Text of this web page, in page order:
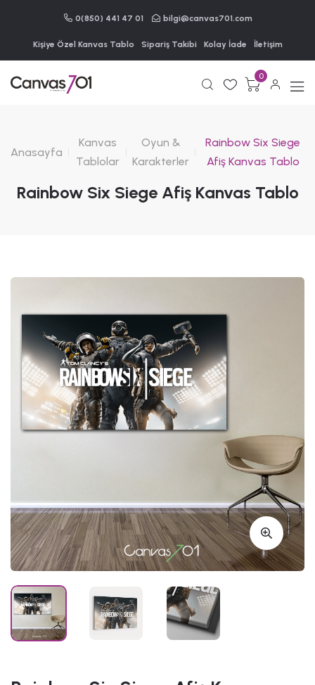
0(850) 441 47 01 bilgi@canvas701.com
Kişiye Özel Kanvas Tablo Sipariş Takibi Kolay İade İletişim
0
Anasayfa
Kanvas
Tablolar
Oyun &
Karakterler
Rainbow Six Siege
Afiş Kanvas Tablo
Rainbow Six Siege Afiş Kanvas Tablo